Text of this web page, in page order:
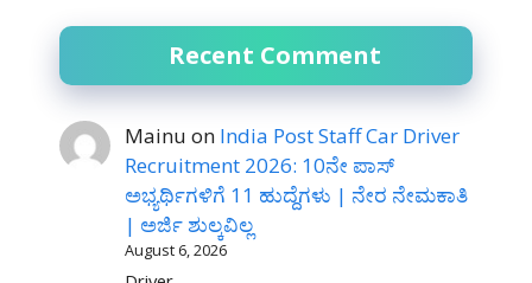
Recent Comment
Mainu on India Post Staff Car Driver
Recruitment 2026: 10ನೇ ಪಾಸ್
ಅಭ್ಯರ್ಥಿಗಳಿಗೆ 11 ಹುದ್ದೆಗಳು | ನೇರ ನೇಮಕಾತಿ
| ಅರ್ಜಿ ಶುಲ್ಕವಿಲ್ಲ
August 6, 2026